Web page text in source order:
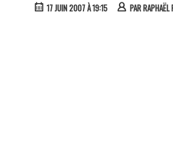
17 JUIN 2007 À 19:15 PARRAPHAËL